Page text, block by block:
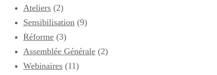
Ateliers (2)
Sensibilisation (9)
Réforme (3)
Assemblée Générale (2)
Webinaires (11)